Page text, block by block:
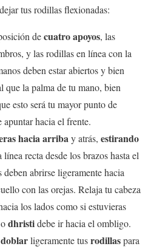
tus rodillas flexionadas:
decuatro apoyos, las
y las rodillas en línea con la
deben estar abiertos y bien
que la palma de tu mano, bien
esto será tu mayor punto de
hacia el frente.
hacia arribay atrás, estirando
recta desde los brazos hasta el
abrirse ligeramente hacia
con las orejas. Relaja tu cabeza
los lados como si estuvieras
dhristidebe ir hacia el ombligo.
doblarligeramente tusrodillaspara